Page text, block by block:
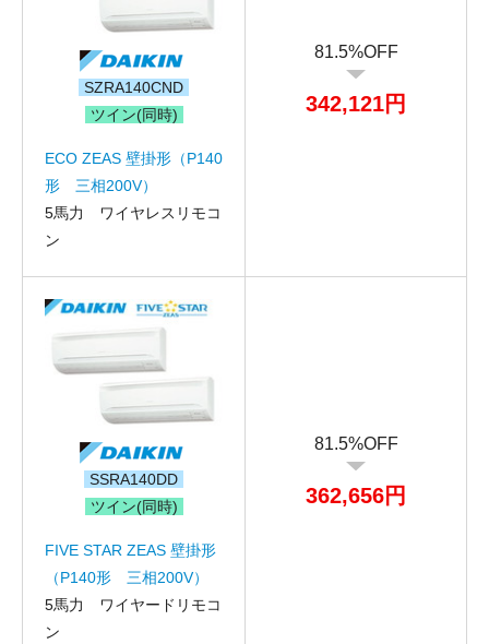
SZRA140CND
ツイン(同時)
ECO ZEAS 壁掛形（P140
形 三相200V）
5馬力 ワイヤレスリモコ
ン
81.5%OFF
342,121円
SSRA140DD
ツイン(同時)
FIVE STAR ZEAS 壁掛形
（P140形 三相200V）
5馬力 ワイヤードリモコ
ン
81.5%OFF
362,656円
お名前
メールアドレス